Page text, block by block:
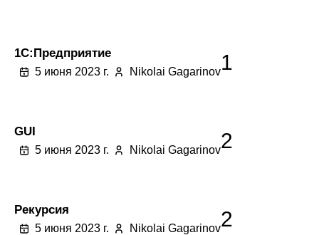
1C:Предприятие
5 июня 2023 г. Nikolai Gagarinov1
GUI
5 июня 2023 г. Nikolai Gagarinov2
Рекурсия
5 июня 2023 г. Nikolai Gagarinov2